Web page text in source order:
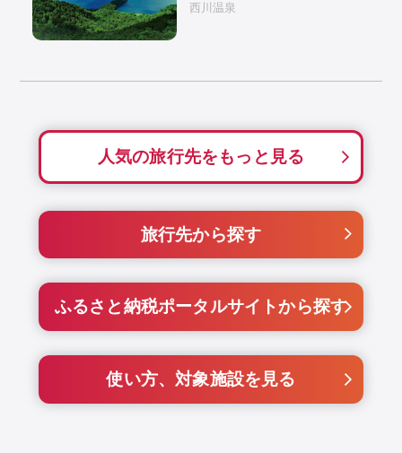
西川温泉
人気の旅行先をもっと見る
旅行先から探す
ふるさと納税ポータルサイトから探す
使い方、対象施設を見る